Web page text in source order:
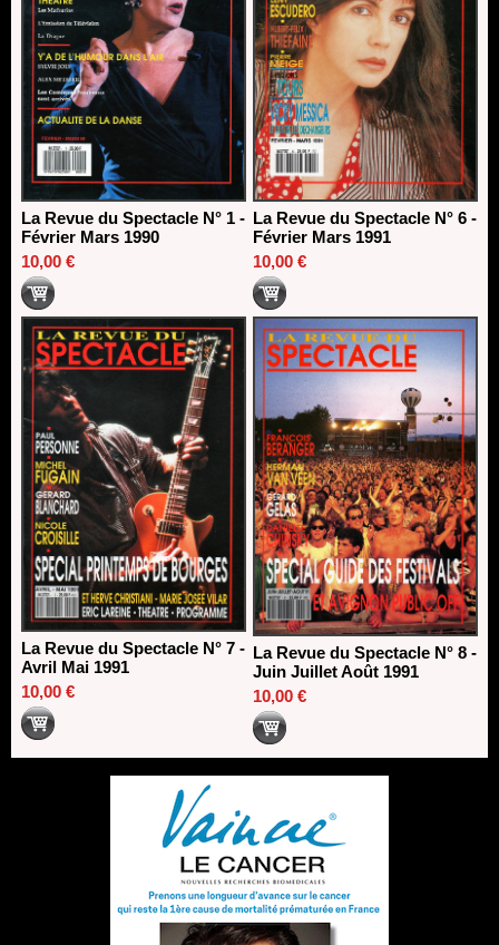
La Revue du Spectacle N° 1 -
Février Mars 1990
10,00 €
La Revue du Spectacle N° 6 -
Février Mars 1991
10,00 €
La Revue du Spectacle N° 7 -
Avril Mai 1991
10,00 €
La Revue du Spectacle N° 8 -
Juin Juillet Août 1991
10,00 €